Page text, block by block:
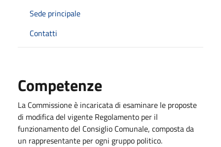
Sede principale
Contatti
Competenze
La Commissione è incaricata di esaminare le proposte
di modifica del vigente Regolamento per il
funzionamento del Consiglio Comunale, composta da
un rappresentante per ogni gruppo politico.